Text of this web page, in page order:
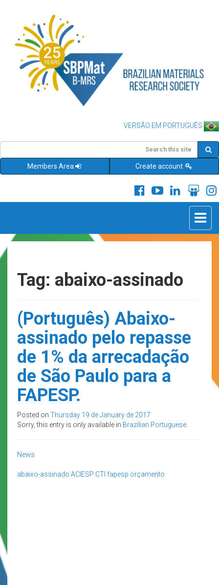
VERSÃO EM PORTUGUÊS
Members Area Create account
Toggle
Tag: abaixo-assinado
(Português) Abaixo-
assinado pelo repasse
de 1% da arrecadação
de São Paulo para a
FAPESP.
Posted on Thursday 19 de January de 2017
Sorry, this entry is only available in Brazilian Portuguese
News
abaixo-assinado ACIESP CTI fapesp orçamento